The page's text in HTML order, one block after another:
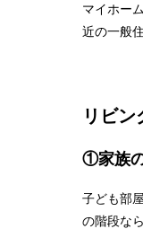
マイホー
近の一般
リビン
①家族
子ども部
の階段な